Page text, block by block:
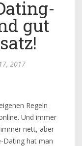
gut
2017
Regeln
Und immer
nett, aber
Dating hat man